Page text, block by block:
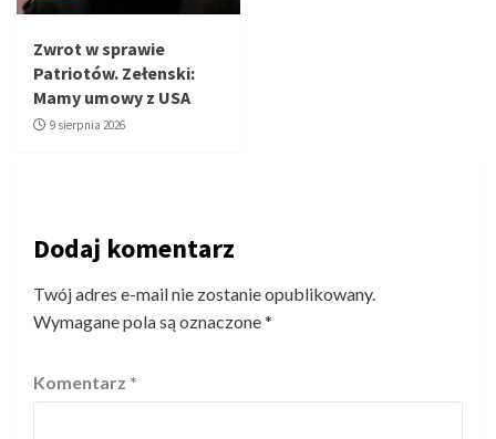
Zwrot w sprawie
Patriotów. Zełenski:
Mamy umowy z USA
9 sierpnia 2026
Dodaj komentarz
Twój adres e-mail nie zostanie opublikowany.
Wymagane pola są oznaczone*
Komentarz *